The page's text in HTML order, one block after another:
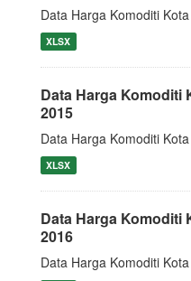
Data Harga Komoditi
XLSX
Data Harga Komoditi
2015
Data Harga Komoditi
XLSX
Data Harga Komoditi
2016
Data Harga Komoditi